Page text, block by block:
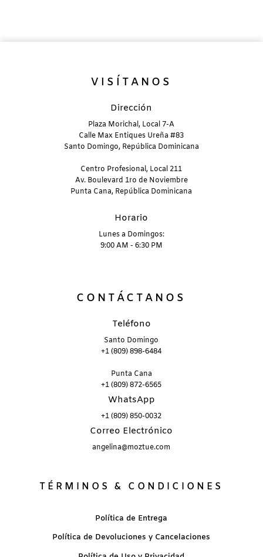
VISÍTANOS
Dirección
Plaza Morichal, Local 7-A
Calle Max Entiques Ureña #83
Santo Domingo, República Dominicana
Centro Profesional, Local 211
Av. Boulevard 1ro de Noviembre
Punta Cana, República Dominicana
Horario
Lunes a Domingos:
9:00 AM - 6:30 PM
CONTÁCTANOS
Teléfono
Santo Domingo
+1 (809) 898-6484
Punta Cana
+1 (809) 872-6565
WhatsApp
+1 (809) 850-0032
Correo Electrónico
angelina@moztue.com
TÉRMINOS & CONDICIONES
Política de Entrega
Política de Devoluciones y Cancelaciones